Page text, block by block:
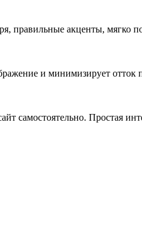
правильные акценты, мягко
и минимизирует отток
самостоятельно. Простая